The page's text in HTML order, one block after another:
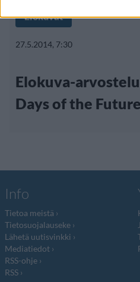
Elokuvat
27.5.2014, 7:30
Elokuva-
Days of the
Info
Tietoa meistä
Tietosuojalauseke
Lähetä uutisvinkki
Mediatiedot
RSS-ohje
RSS